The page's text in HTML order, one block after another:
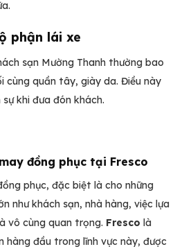
phận lái xe
sạn Mường Thanh thường bao
cùng quần tây, giày da. Điều này
khi đưa đón khách.
đồng phục tại Fresco
phục, đặc biệt là cho những
như khách sạn, nhà hàng, việc lựa
vô cùng quan trọng. Fresco là
đầu trong lĩnh vực này, được